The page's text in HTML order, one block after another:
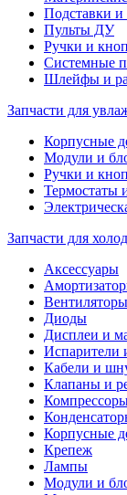
Подставки и
Пульты ДУ
Ручки и
Системные
Шлейфы и
Запчасти для
Корпусные
Модули и
Ручки и
Термостаты
Запчасти для
Аксессуары
Диоды
Дисплеи и
Испарители
Кабели и
Клапаны и
Корпусные
Крепеж
Лампы
Модули и